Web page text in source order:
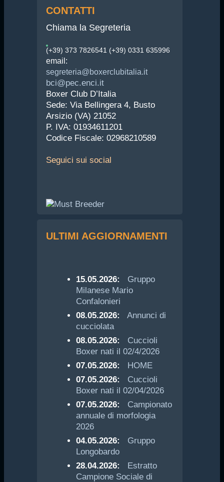
CONTATTI
Chiama la Segreteria
(+39) 373 7826541 (+39) 0331 635996
email:
segreteria@boxerclubitalia.it
bci@pec.enci.it
Boxer Club D’Italia
Sede: Via Bellingera 4, Busto
Arsizio (VA) 21052
P. IVA: 01934611201
Codice Fiscale: 02968210589
Seguici sui social
ULTIMI AGGIORNAMENTI
15.05.2026:
Gruppo
Milanese Mario
Confalonieri
08.05.2026:
Annunci di
cucciolata
08.05.2026:
Cuccioli
Boxer nati il 02/4/2026
07.05.2026:
HOME
07.05.2026:
Cuccioli
Boxer nati il 02/04/2026
07.05.2026:
Campionato
annuale di morfologia
2026
04.05.2026:
Gruppo
Longobardo
28.04.2026:
Estratto
Campione Sociale di